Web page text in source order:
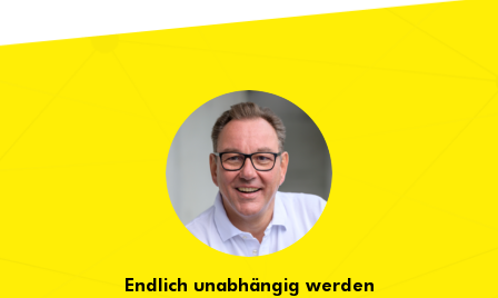
Endlich unabhängig werden